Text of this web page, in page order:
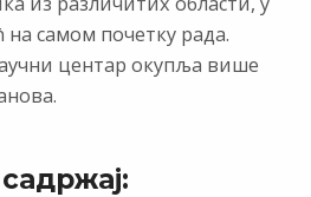
на самом почетку рада.
центар окупља више